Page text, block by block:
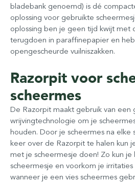
bladebank genoemd) is dé
oplossing voor gebruikte
oplossing ben je geen tijd kwijt met
terugdoen in paraffinepapier en
opengescheurde vuilniszakken.
Razorpit voor
scheermes
De Razorpit maakt gebruik van
wrijvingtechnologie om je
houden. Door je scheermes na elke
keer over de Razorpit te halen kun
met je scheermesje doen! Zo kun
scheermesje en voorkom je
wanneer je een vies scheermes